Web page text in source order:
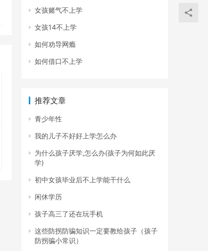
女孩赌气不上学
女孩14不上学
如何劝导网瘾
如何借口不上学
推荐文章
青少年性
我的儿子不好好上学怎么办
为什么孩子厌学,怎么办(孩子为何如此厌
学)
初中女孩毕业后不上学能干什么
闲休学历
孩子高三了还在玩手机
这些防拐防骗知识一定要教给孩子（孩子
防拐骗小常识）